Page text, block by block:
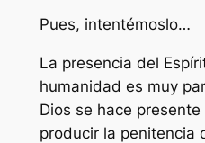
Pues, intentémoslo…
La presencia del
humanidad es muy
Dios se hace
producir la penitencia